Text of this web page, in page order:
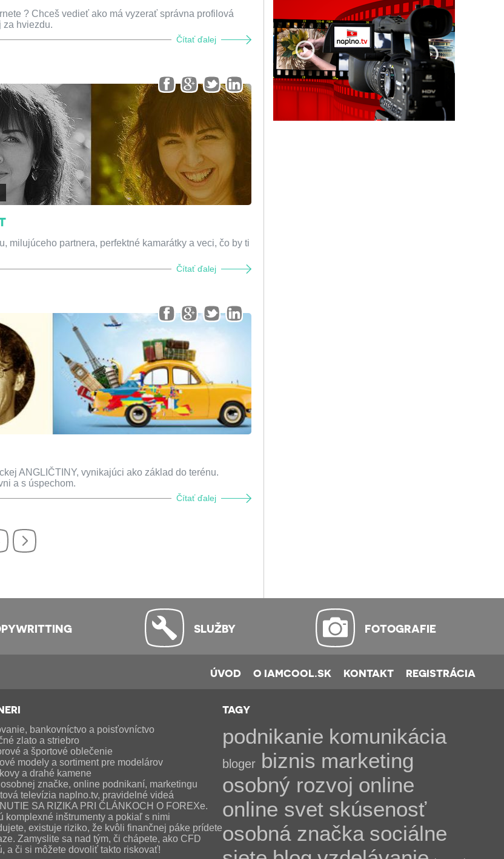
? Chceš vedieť ako má vyzerať správna profilová
za hviezdu.
Čítať ďalej
milujúceho partnera, perfektné kamarátky a veci, čo by ti
Čítať ďalej
ANGLIČTINY, vynikajúci ako základ do terénu.
a s úspechom.
Čítať ďalej
SLUŽBY FOTOGRAFIE
ÚVOD O IAMCOOL.SK KONTAKT REGISTRÁCIA
bankovníctvo a poisťovníctvo
zlato a striebro
a športové oblečenie
modely a sortiment pre modelárov
a drahé kamene
značke, online podnikaní, marketingu
televízia naplno.tv, pravidelné videá
SA RIZIKA PRI ČLÁNKOCH O FOREXe.
komplexné inštrumenty a pokiaľ s nimi
existuje riziko, že kvôli finančnej páke prídete
Zamyslite sa nad tým, či chápete, ako CFD
a či si môžete dovoliť takto riskovať!
TAGY
podnikanie komunikácia
bloger biznis marketing
osobný rozvoj online
online svet skúsenosť
osobná značka sociálne